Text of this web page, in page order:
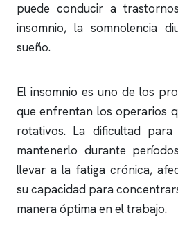
puede conducir a
insomnio, la somnolencia
sueño.
El insomnio es uno de los
que enfrentan los operarios
rotativos. La dificultad
mantenerlo durante
llevar a la fatiga crónica,
su capacidad para
manera óptima en el trabajo.